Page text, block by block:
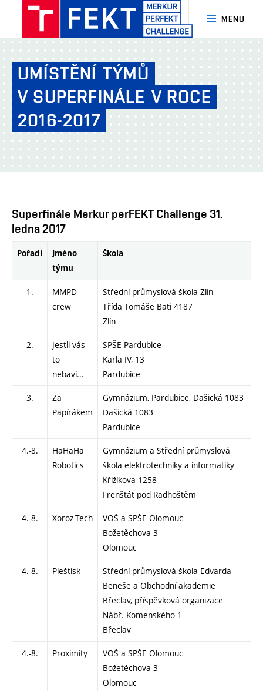
MERKUR
PerFEKT
Challenge
FEKT
VUT
Brno
MENU
UMÍSTĚNÍ TÝMŮ
V SUPERFINÁLE V ROCE
2016-2017
Superfinále Merkur perFEKT Challenge 31.
ledna 2017
Pořadí
Jméno
týmu
Škola
1.
MMPD
crew
Střední průmyslová škola Zlín
Třída Tomáše Bati 4187
Zlín
2.
Jestli vás
to
nebaví...
SPŠE Pardubice
Karla IV, 13
Pardubice
3.
Za
Papírákem
Gymnázium, Pardubice, Dašická 1083
Dašická 1083
Pardubice
4.-8.
HaHaHa
Robotics
Gymnázium a Střední průmyslová
škola elektrotechniky a informatiky
Křižíkova 1258
Frenštát pod Radhoštěm
4.-8. Xoroz-Tech
VOŠ a SPŠE Olomouc
Božetěchova 3
Olomouc
4.-8. Pleštisk
Střední průmyslová škola Edvarda
Beneše a Obchodní akademie
Břeclav, příspěvková organizace
Nábř. Komenského 1
Břeclav
4.-8. Proximity
VOŠ a SPŠE Olomouc
Božetěchova 3
Olomouc